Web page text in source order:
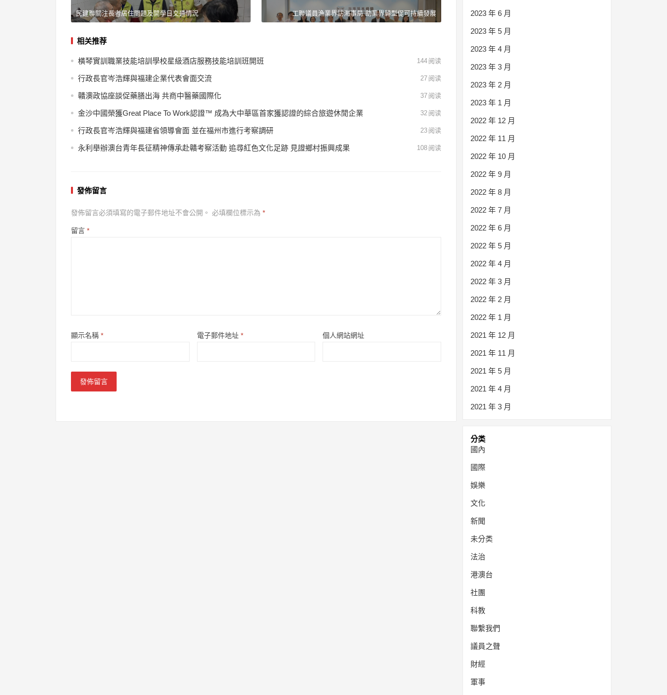
民建聯關注長者居住問題及開學日交通情況 工聯議員漁業界訪海事局 助業界轉型促可持續發展
相关推荐
橫琴實訓職業技能培訓學校星級酒店服務技能培訓班開班 144 阅读
行政長官岑浩輝與福建企業代表會面交流 27 阅读
贛澳政協座談促藥膳出海 共商中醫藥國際化 37 阅读
金沙中國榮獲Great Place To Work認證™ 成為大中華區首家獲認證的綜合旅遊休閒企業 32 阅读
行政長官岑浩輝與福建省領導會面 並在福州市進行考察調研 23 阅读
永利舉辦澳台青年長征精神傳承赴贛考察活動 追尋紅色文化足跡 見證鄉村振興成果 108 阅读
發佈留言
發佈留言必須填寫的電子郵件地址不會公開。 必填欄位標示為 *
留言 *
顯示名稱 * 電子郵件地址 * 個人網站網址
2023 年 6 月
2023 年 5 月
2023 年 4 月
2023 年 3 月
2023 年 2 月
2023 年 1 月
2022 年 12 月
2022 年 11 月
2022 年 10 月
2022 年 9 月
2022 年 8 月
2022 年 7 月
2022 年 6 月
2022 年 5 月
2022 年 4 月
2022 年 3 月
2022 年 2 月
2022 年 1 月
2021 年 12 月
2021 年 11 月
2021 年 5 月
2021 年 4 月
2021 年 3 月
分类
國內
國際
娛樂
文化
新聞
未分类
法治
港澳台
社團
科教
聯繫我們
議員之聲
財經
軍事